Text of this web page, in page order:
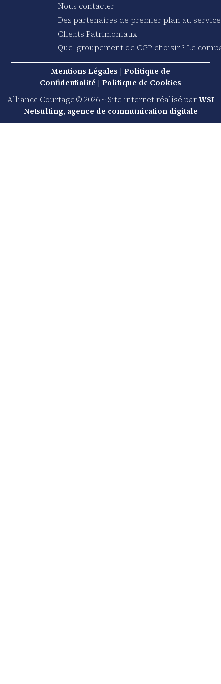
Nous contacter
Des partenaires de premier plan au
Clients Patrimoniaux
Quel groupement de CGP choisir ? Le
Mentions Légales | Politique de
Confidentialité | Politique de Cookies
Alliance Courtage © 2026 ~ Site internet réalisé par WSI
Netsulting, agence de communication digitale